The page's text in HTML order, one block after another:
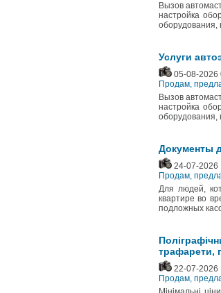
Вызов
настройка
оборудования,
Услуги
05-08-2026
Продам,
Вызов
настройка
оборудования,
Документы
24-07-2026
Продам,
Для людей,
квартире во
подложных
трафарети,
22-07-2026
Продам,